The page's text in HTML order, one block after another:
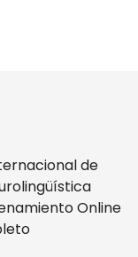
de
Online